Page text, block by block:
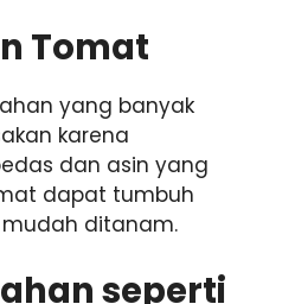
Tomat
yang banyak
karena
dan asin yang
dapat tumbuh
ditanam.
seperti